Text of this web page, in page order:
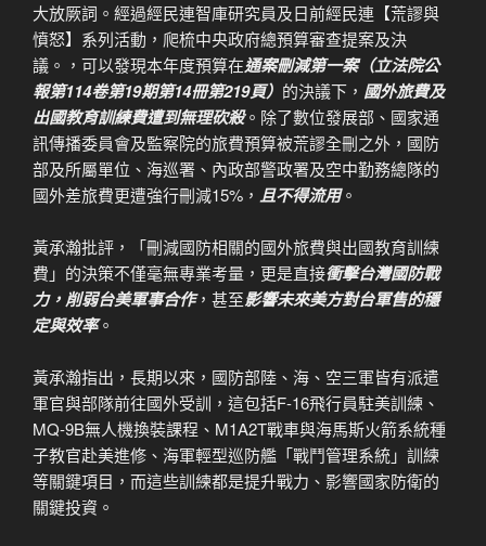
大放厥詞。經過經民連智庫研究員及日前經民連【荒謬與
憤怒】系列活動，爬梳中央政府總預算審查提案及決
議。，可以發現本年度預算在通案刪減第一案（立法院公
報第114卷第19期第14冊第219頁） 的決議下， 國外旅費及
出國教育訓練費遭到無理砍殺。除了數位發展部、國家通
訊傳播委員會及監察院的旅費預算被荒謬全刪之外，國防
部及所屬單位、海巡署、內政部警政署及空中勤務總隊的
國外差旅費更遭強行刪減15%， 且不得流用。
黃承瀚批評，「刪減國防相關的國外旅費與出國教育訓練
費」的決策不僅毫無專業考量，更是直接衝擊台灣國防戰
力，削弱台美軍事合作，甚至影響未來美方對台軍售的穩
定與效率。
黃承瀚指出，長期以來，國防部陸、海、空三軍皆有派遣
軍官與部隊前往國外受訓，這包括F-16飛行員駐美訓練、
MQ-9B無人機換裝課程、M1A2T戰車與海馬斯火箭系統種
子教官赴美進修、海軍輕型巡防艦「戰鬥管理系統」訓練
等關鍵項目，而這些訓練都是提升戰力、影響國家防衛的
關鍵投資。